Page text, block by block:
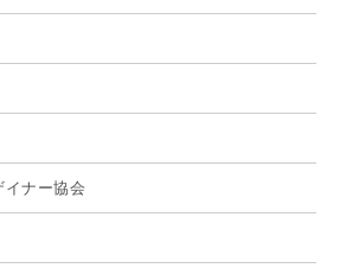
イナー協会